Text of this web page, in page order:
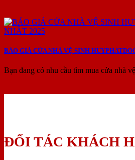
BÁO GIÁ CỬA NHÀ VỆ SINH
Bạn đang có nhu cầu tìm mua cửa nhà
ĐỐI TÁC KHÁCH